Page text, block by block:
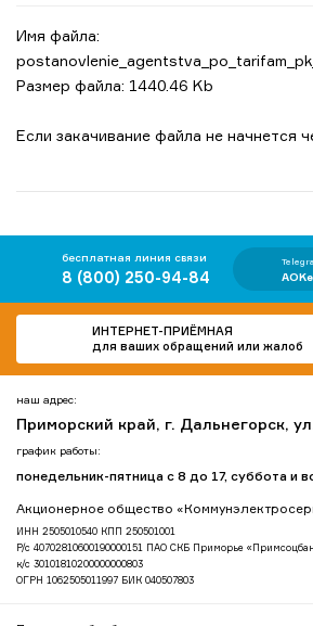
Имя файла:
Размер файла: 1440.46 Kb
Если закачивание файла не начнется
бесплатная линия связи
8 (800) 250-94-84
ИНТЕРНЕТ-ПРИЁМНАЯ
для ваших обращений или жалоб
Акционерное общество
ИНН 2505010540 КПП 250501001
Р/с 40702810600190000151 ПАО СКБ Приморье
к/с 30101810200000000803
ОГРН 1062505011997 БИК 040507803
наш адрес:
Приморский край, г. Дальнегорск,
график работы:
понедельник-пятница с 8 до 17, суббота и